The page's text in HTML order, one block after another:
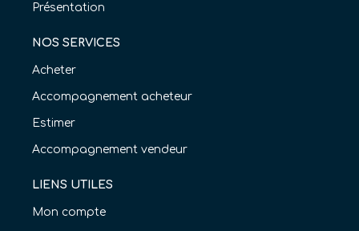
Présentation
NOS SERVICES
Acheter
Accompagnement acheteur
Estimer
Accompagnement vendeur
LIENS UTILES
Mon compte